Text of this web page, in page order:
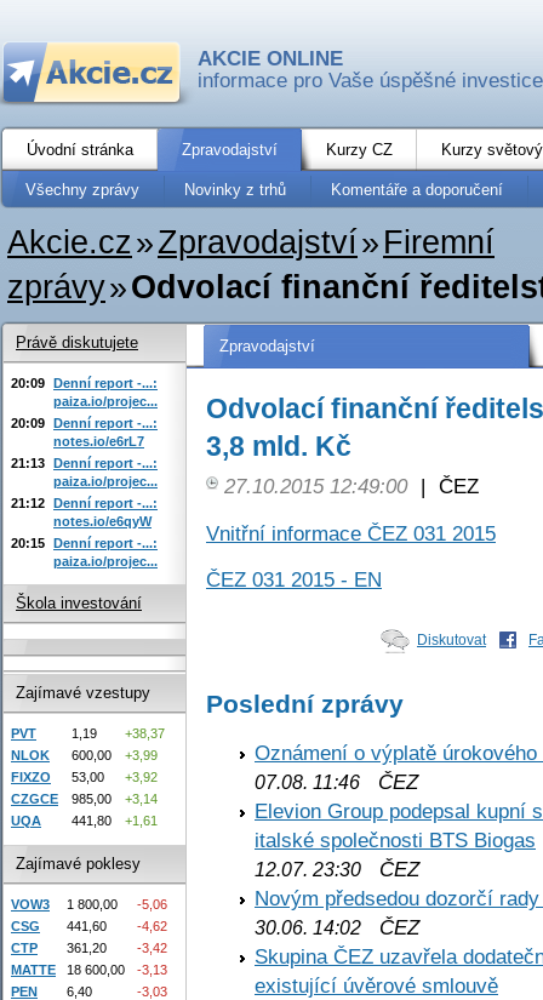
AKCIE ONLINE
informace pro Vaše úspěšné investice
Úvodní stránka Zpravodajství Kurzy CZ Kurzy
Všechny zprávy Novinky z trhů Komentáře a doporučení
Akcie.cz»Zpravodajství» Firemní
zprávy»Odvolací finanční
Zpravodajství
Odvolací finanční
3,8 mld. Kč
27.10.2015 12:49:00 | ČEZ
Vnitřní informace ČEZ 031 2015
ČEZ 031 2015 - EN
Diskutovat
Poslední zprávy
Oznámení o výplatě
07.08. 11:46 ČEZ
Elevion Group podepsal kupní
italské společnosti BTS Biogas
12.07. 23:30 ČEZ
Novým předsedou dozorčí
30.06. 14:02 ČEZ
Skupina ČEZ uzavřela
existující úvěrové smlouvě
Právě diskutujete
20:09 Denní report -...:
paiza.io/projec...
20:09 Denní report -...:
notes.io/e6rL7
21:13 Denní report -...:
paiza.io/projec...
21:12 Denní report -...:
notes.io/e6qyW
20:15 Denní report -...:
paiza.io/projec...
Škola investování
Zajímavé vzestupy
PVT 1,19
+38,37
NLOK
600,00
+3,99
FIXZO
53,00
+3,92
CZGCE
985,00
+3,14
UQA
441,80 +1,61
Zajímavé poklesy
VOW3 1 800,00
-5,06
CSG
441,60
-4,62
CTP
361,20
-3,42
MATTE
18 600,00
-3,13
PEN
6,40 -3,03